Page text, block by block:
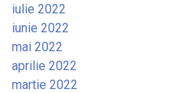
iulie 2022
iunie 2022
mai 2022
aprilie 2022
martie 2022